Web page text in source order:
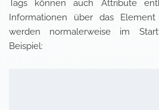
Tags können auch Attribute
Informationen über das
werden normalerweise im
Beispiel: